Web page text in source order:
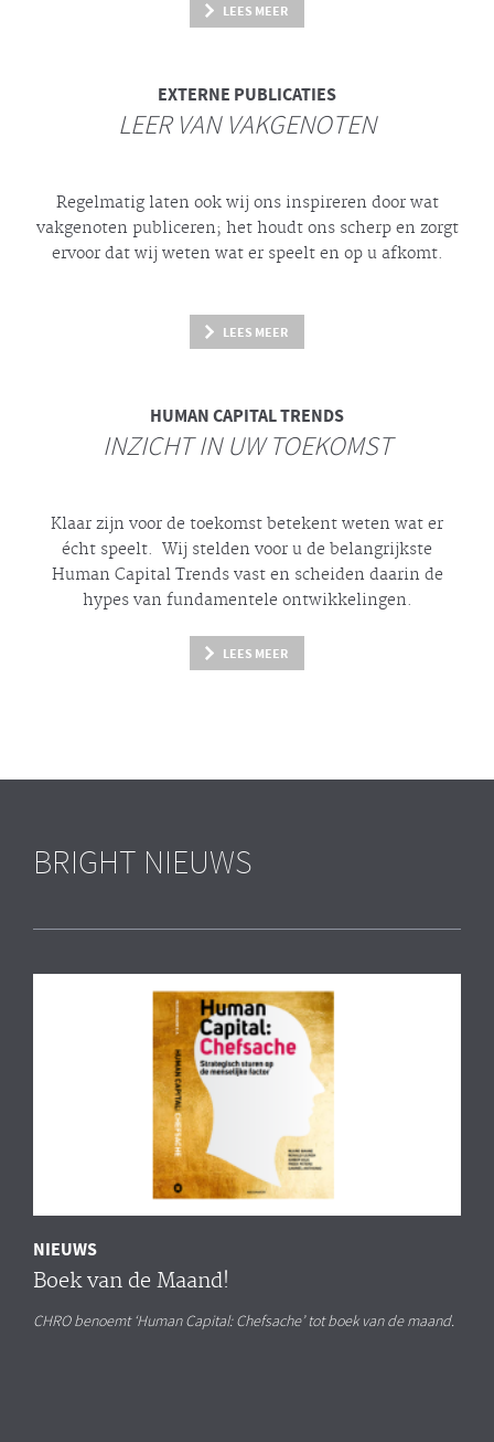
LEES MEER
EXTERNE PUBLICATIES
LEER VAN VAKGENOTEN
Regelmatig laten ook wij ons inspireren door wat
vakgenoten publiceren; het houdt ons scherp en zorgt
ervoor dat wij weten wat er speelt en op u afkomt.
LEES MEER
HUMAN CAPITAL TRENDS
INZICHT IN UW TOEKOMST
Klaar zijn voor de toekomst betekent weten wat er
écht speelt. Wij stelden voor u de belangrijkste
Human Capital Trends vast en scheiden daarin de
hypesvan fundamentele ontwikkelingen.
LEES MEER
BRIGHT NIEUWS
NIEUWS
Boek van de Maand!
CHRO benoemt ‘Human Capital: Chefsache’ tot boek van de maand.